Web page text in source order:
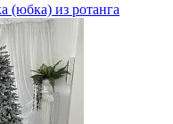
(юбка) из ротанга